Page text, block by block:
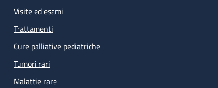
Visite ed esami
Trattamenti
Cure palliative pediatriche
Tumori rari
Malattie rare